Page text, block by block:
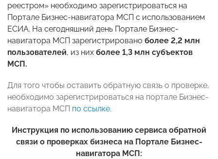
реестром» необходимо зарегистрироваться на
Портале Бизнес-навигатора МСП с использованием
ЕСИА. На сегодняшний день Портале Бизнес-
навигатора МСП зарегистрировано более 2,2 млн
пользователей, из них более 1,3 млн субъектов
МСП.
Для того чтобы оставить обратную связь о проверке,
необходимо зарегистрироваться на портале Бизнес-
навигатора МСП по ссылке.
Инструкция по использованию сервиса обратной
связи о проверках бизнеса на Портале Бизнес-
навигатора МСП: